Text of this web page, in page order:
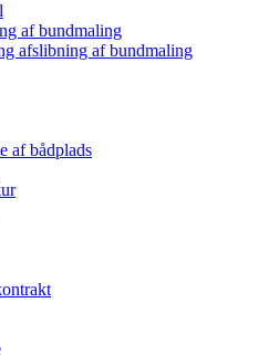
af bundmaling
afslibning af bundmaling
af bådplads